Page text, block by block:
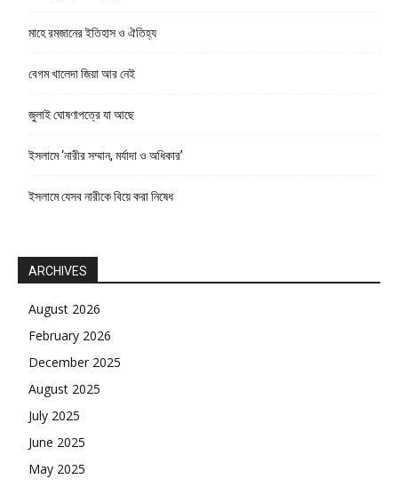
মাহে রমজানের ইতিহাস ও ঐতিহ্য
বেগম খালেদা জিয়া আর নেই
জুলাই ঘোষণাপত্রে যা আছে
ইসলামে ‘নারীর সম্মান, মর্যাদা ও অধিকার’
ইসলামে যেসব নারীকে বিয়ে করা নিষেধ
ARCHIVES
August 2026
February 2026
December 2025
August 2025
July 2025
June 2025
May 2025